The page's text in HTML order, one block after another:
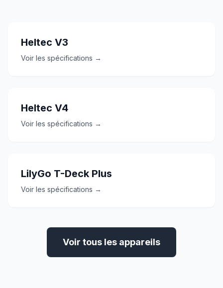
Heltec V3
Voir les spécifications →
Heltec V4
Voir les spécifications →
LilyGo T-Deck Plus
Voir les spécifications →
Voir tous les appareils